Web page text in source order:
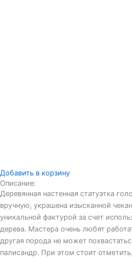
Добавить в корзину
Описание:
Деревянная настенная статуэтка
вручную, украшена изысканной
уникальной фактурой за счет
дерева. Мастера очень любят
другая порода не может
палисандр. При этом стоит